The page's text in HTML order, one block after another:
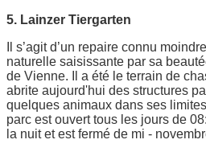
5. Lainzer Tiergarten
Il s’agit d’un repaire connu
naturelle saisissante par sa
de Vienne. Il a été le terrain de
abrite aujourd'hui des structures
quelques animaux dans ses
parc est ouvert tous les jours de
la nuit et est fermé de mi -